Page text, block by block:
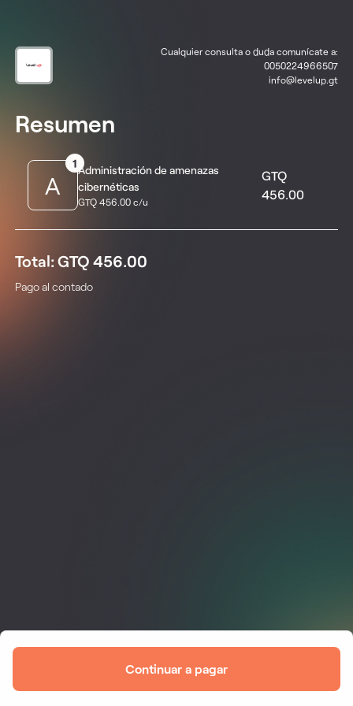
Cualquier consulta o duda comunícate a:
0050224966507
info@levelup.gt
Resumen
A
1Administración de amenazas
cibernéticas
GTQ 456.00 c/u
GTQ
456.00
Total: GTQ 456.00
Pago al contado
Continuar a pagar